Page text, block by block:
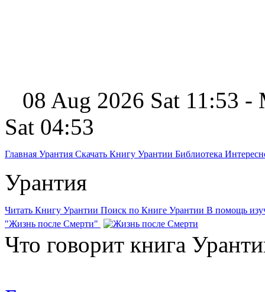
08 Aug 2026 Sat 11:53 -
Sat 04:53
Главная Урантия Скачать Книгу Урантии Библиотека
Урантия
Читать Книгу Урантии Поиск по Книге Урантии В помощь
"Жизнь после Смерти"
Что говорит книга